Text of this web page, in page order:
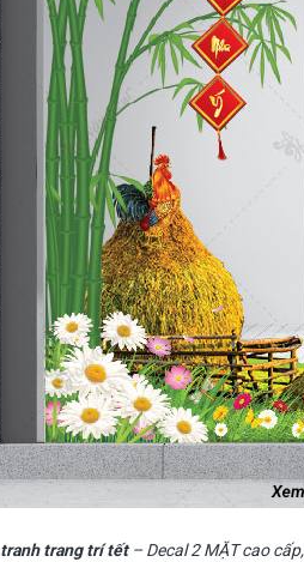
tranh trang trí tết– Decal 2 MẶT cao